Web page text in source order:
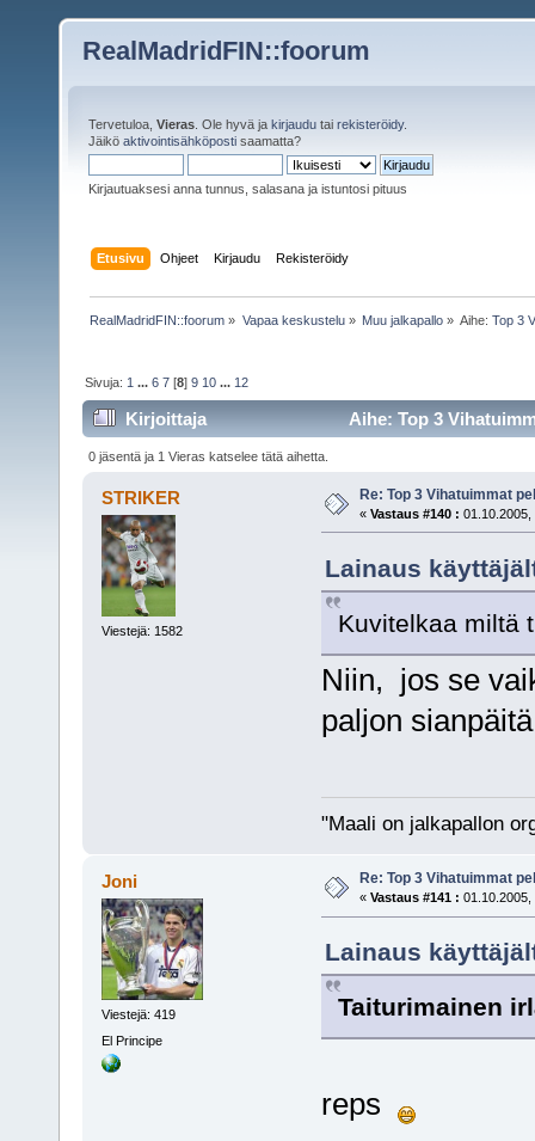
RealMadridFIN::foorum
Tervetuloa, Vieras . Ole hyvä ja kirjaudu tai rekisteröidy.
Jäikö aktivointisähköposti saamatta?
Kirjautuaksesi anna tunnus, salasana ja istuntosi pituus
Etusivu Ohjeet Kirjaudu Rekisteröidy
RealMadridFIN::foorum » Vapaa keskustelu» Muu jalkapallo» Aihe:Top 3
Sivuja: 1 ...6 7 [8]9 10 ... 12
Kirjoittaja Aihe: Top 3
0 jäsentä ja 1 Vieras katselee tätä aihetta.
STRIKER
Viestejä: 1582
Re: Top 3 Vihatuimmat
« Vastaus #140 : 01.10.2005,
Lainaus
Kuvitelkaa miltä
Niin, jos se
paljon
"Maali on jalkapallon
Joni
Viestejä: 419
El Principe
Re: Top 3 Vihatuimmat
« Vastaus #141 : 01.10.2005,
Lainaus
Taiturimainen
reps